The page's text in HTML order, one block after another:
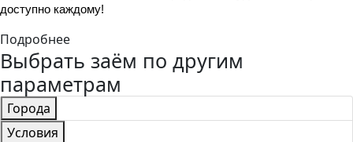
доступно каждому!
Подробнее
Выбрать заём по другим
параметрам
Города
Условия